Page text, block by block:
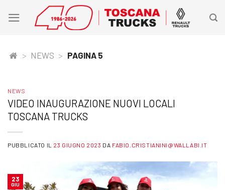
> NEWS > PAGINA 5
NEWS
VIDEO INAUGURAZIONE NUOVI LOCALI
TOSCANA TRUCKS
PUBBLICATO IL 23 GIUGNO 2023 DA FABIO.CRISTIANINI@WALLABI.IT
23
GIU